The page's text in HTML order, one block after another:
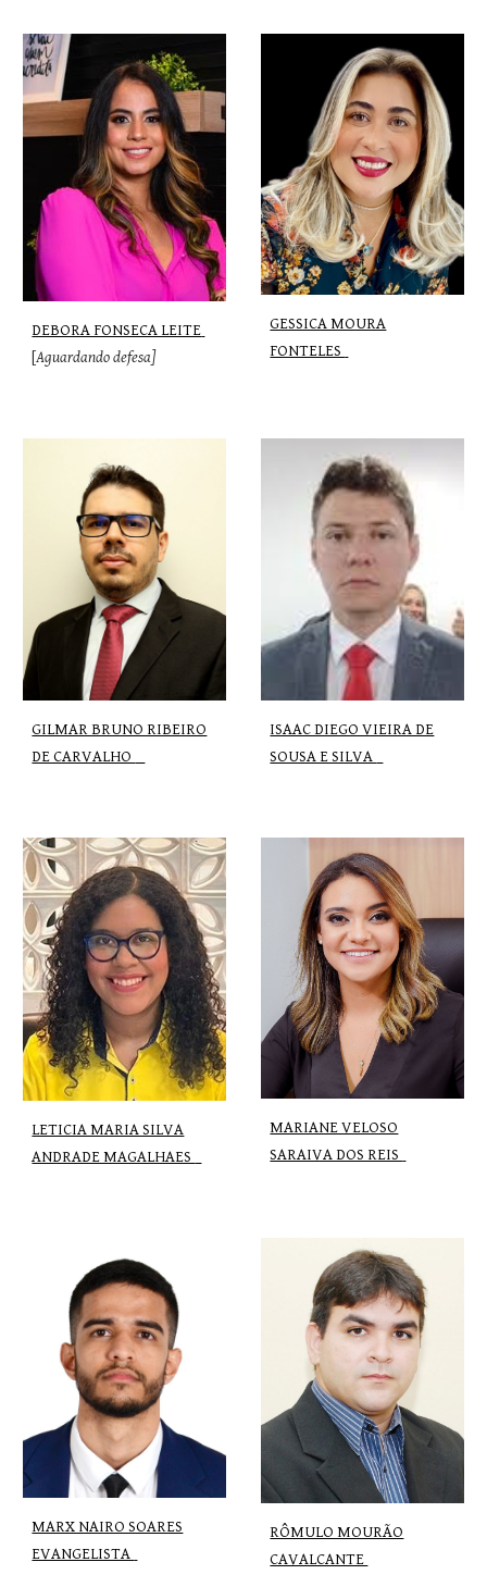
DEBORA FONSECA LEITE
[Aguardando defesa]
GESSICA MOURA
FONTELES
GILMAR BRUNO RIBEIRO
DE CARVALHO
ISAAC DIEGO VIEIRA DE
SOUSA E SILVA
LETICIA MARIA SILVA
ANDRADE MAGALHAES
MARIANE VELOSO
SARAIVA DOS REIS
MARX NAIRO SOARES
EVANGELISTA
RÔMULO MOURÃO
CAVALCANTE